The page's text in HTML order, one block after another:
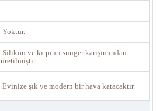
Yoktur.
Silikon ve kırpıntı sünger karışımından
üretilmiştir.
Evinize şık ve modern bir hava katacaktır.